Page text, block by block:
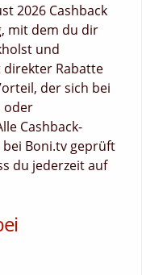
2026 Cashback
mit dem du dir
und
direkter Rabatte
der sich bei
oder
Cashback-
Boni.tv geprüft
du jederzeit auf